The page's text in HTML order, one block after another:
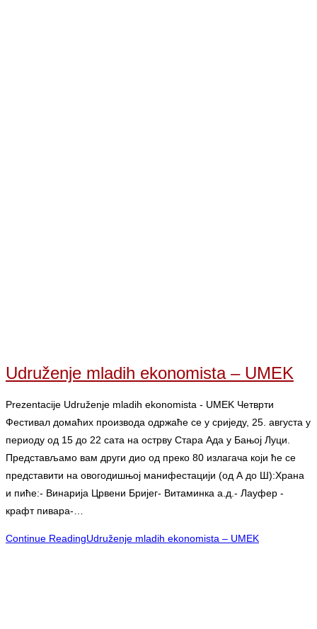
Udruženje mladih ekonomista – UMEK
Prezentacije Udruženje mladih ekonomista - UMEK Четврти
Фестивал домаћих производа одржаће се у сриједу, 25. августа у
периоду од 15 до 22 сата на острву Стара Ада у Бањој Луци.
Представљамо вам други дио од преко 80 излагача који ће се
представити на овогодишњој манифестацији (од А до Ш):Храна
и пиће:- Винарија Црвени Бријег- Витаминка a.д.- Лауфер -
крафт пивара-…
Continue ReadingUdruženje mladih ekonomista – UMEK